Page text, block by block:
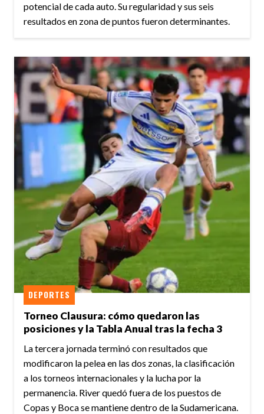
potencial de cada auto. Su regularidad y sus seis
resultados en zona de puntos fueron determinantes.
Torneo Clausura: cómo quedaron las
posiciones y la Tabla Anual tras la fecha 3
DEPORTES
La tercera jornada terminó con resultados que
modificaron la pelea en las dos zonas, la clasificación
a los torneos internacionales y la lucha por la
permanencia. River quedó fuera de los puestos de
Copas y Boca se mantiene dentro de la Sudamericana.